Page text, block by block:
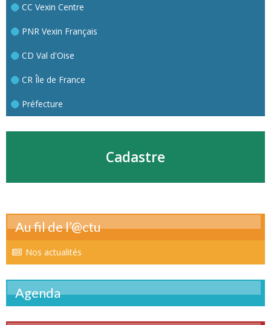
CC Vexin Centre
PNR Vexin Français
CD Val d'Oise
CR Île de France
Préfecture
Cadastre
Au fil de l’@ctu
Nos actualités
Agenda